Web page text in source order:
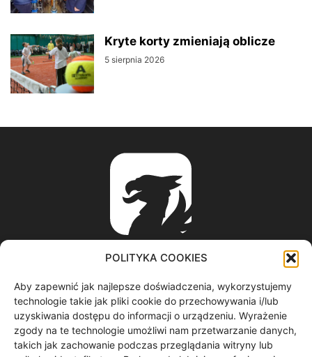
POLITYKA COOKIES
Aby zapewnić jak najlepsze doświadczenia, wykorzystujemy
technologie takie jak pliki cookie do przechowywania i/lub
uzyskiwania dostępu do informacji o urządzeniu. Wyrażenie
zgody na te technologie umożliwi nam przetwarzanie danych,
takich jak zachowanie podczas przeglądania witryny lub
Kryte korty zmieniają oblicze
5 sierpnia 2026
ABOUT US
informacje z regionu / nagrania filmowe / produkcja video /
spoty reklamowe / materiały graficzne